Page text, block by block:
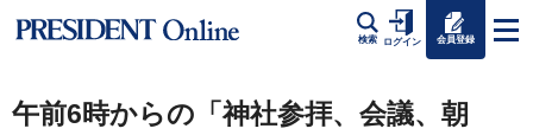
検索 ログイン 会員登録
午前6時からの「神社参拝、会議、朝